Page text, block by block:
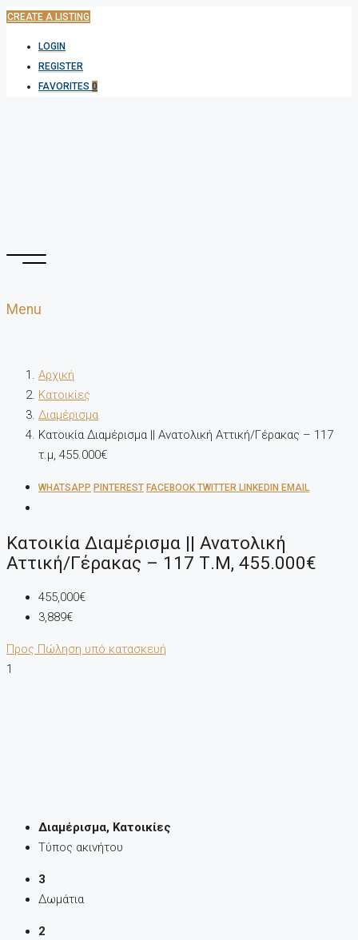
CREATE A LISTING
LOGIN
REGISTER
FAVORITES 0
Menu
Αρχική
Κατοικίες
Διαμέρισμα
Κατοικία Διαμέρισμα || Ανατολική Αττική/Γέρακας – 117
τ.μ, 455.000€
WHATSAPP PINTEREST FACEBOOK TWITTER LINKEDIN EMAIL
Κατοικία Διαμέρισμα || Ανατολική
Αττική/Γέρακας – 117 Τ.μ, 455.000€
455,000€
3,889€
Προς Πώληση υπό κατασκευή
1
Διαμέρισμα, Κατοικίες
Τύπος ακινήτου
3
Δωμάτια
2